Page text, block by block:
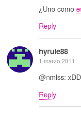
¿Uno como
Reply
hyrule88
1 marzo 2011
@nmlss:
Reply